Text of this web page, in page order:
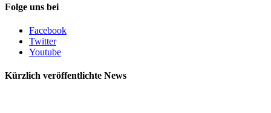
Folge uns bei
Facebook
Twitter
Youtube
Kürzlich veröffentlichte News